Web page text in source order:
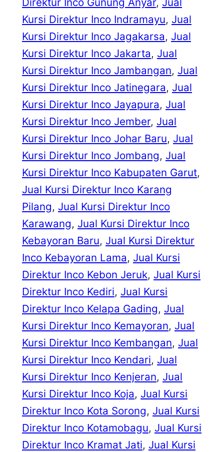
Kursi Direktur Inco Indramayu, Jual
Kursi Direktur Inco Jagakarsa, Jual
Kursi Direktur Inco Jakarta, Jual
Kursi Direktur Inco Jambangan, Jual
Kursi Direktur Inco Jatinegara, Jual
Kursi Direktur Inco Jayapura, Jual
Kursi Direktur Inco Jember, Jual
Kursi Direktur Inco Johar Baru, Jual
Kursi Direktur Inco Jombang, Jual
Kursi Direktur Inco Kabupaten Garut
Jual Kursi Direktur Inco Karang
Pilang, Jual Kursi Direktur Inco
Karawang, Jual Kursi Direktur Inco
Kebayoran Baru, Jual Kursi Direktur
Inco Kebayoran Lama, Jual Kursi
Direktur Inco Kebon Jeruk, Jual Kursi
Direktur Inco Kediri, Jual Kursi
Direktur Inco Kelapa Gading, Jual
Kursi Direktur Inco Kemayoran, Jual
Kursi Direktur Inco Kembangan, Jual
Kursi Direktur Inco Kendari, Jual
Kursi Direktur Inco Kenjeran, Jual
Kursi Direktur Inco Koja, Jual Kursi
Direktur Inco Kota Sorong, Jual Kursi
Direktur Inco Kotamobagu, Jual Kursi
Direktur Inco Kramat Jati, Jual Kursi